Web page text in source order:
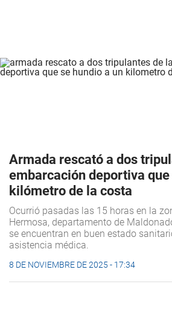
Armada rescató a dos
embarcación deportiva
kilómetro de la costa
Ocurrió pasadas las 15 horas en la
Hermosa, departamento de
se encuentran en buen estado
asistencia médica.
8 DE NOVIEMBRE DE 2025 - 17:34